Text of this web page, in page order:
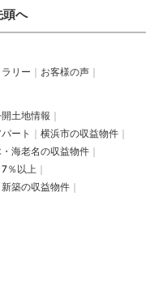
頭へ
リー
お客様の声
土地情報
ート
横浜市の収益物件
・海老名の収益物件
％以上
新築の収益物件